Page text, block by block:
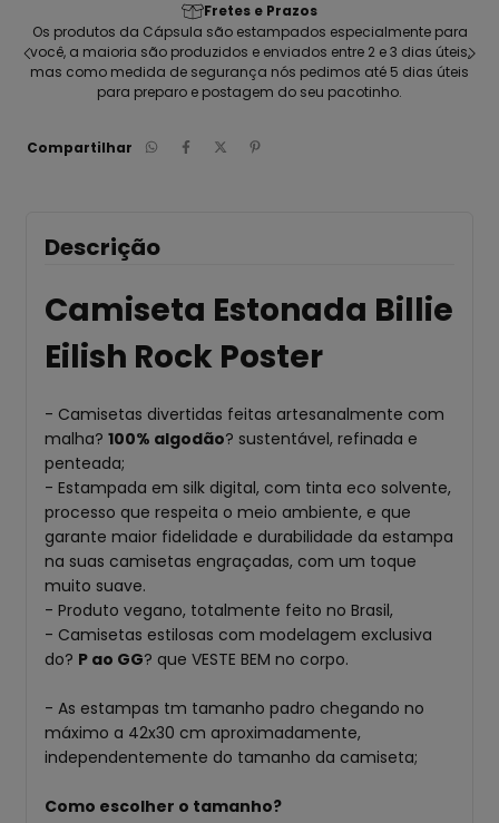
Fretes e Prazos
Os produtos da Cápsula são estampados especialmente para
você, a maioria são produzidos e enviados entre 2 e 3 dias úteis,
mas como medida de segurança nós pedimos até 5 dias úteis
para preparo e postagem do seu pacotinho.
Compartilhar
Descrição
Camiseta Estonada Billie
Eilish Rock Poster
- Camisetas divertidas feitas artesanalmente com
malha? 100% algodão? sustentável, refinada e
penteada;
- Estampada em silk digital, com tinta eco solvente,
processo que respeita o meio ambiente, e que
garante maior fidelidade e durabilidade da estampa
na suas camisetas engraçadas, com um toque
muito suave.
- Produto vegano, totalmente feito no Brasil,
- Camisetas estilosas com modelagem exclusiva
do? P ao GG? que VESTE BEM no corpo.
- As estampas tm tamanho padro chegando no
máximo a 42x30 cm aproximadamente,
independentemente do tamanho da camiseta;
Como escolher o tamanho?